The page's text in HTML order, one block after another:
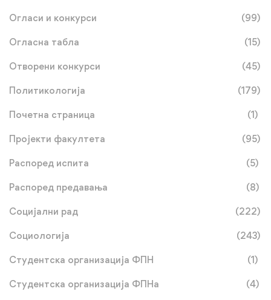
Огласи и конкурси (99)
Огласна табла (15)
Отворени конкурси (45)
Политикологија (179)
Почетна страница (1)
Пројекти факултета (95)
Распоред испита (5)
Распоред предавања (8)
Социјални рад (222)
Социологија (243)
Студентска организација ФПН (1)
Студентска организација ФПНа (4)